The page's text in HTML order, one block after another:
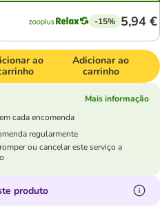
-15% 5,94 €
ao
Adicionar ao
carrinho
Mais informação
cada encomenda
regularmente
ou cancelar este serviço a
produto